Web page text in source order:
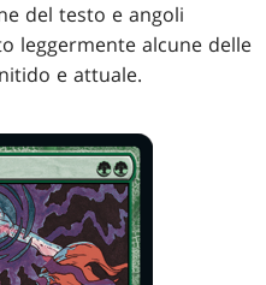
del testo e angoli
leggermente alcune delle
e attuale.